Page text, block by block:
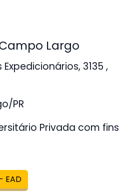
Largo
3135 ,
PR
Privada com fins
EAD